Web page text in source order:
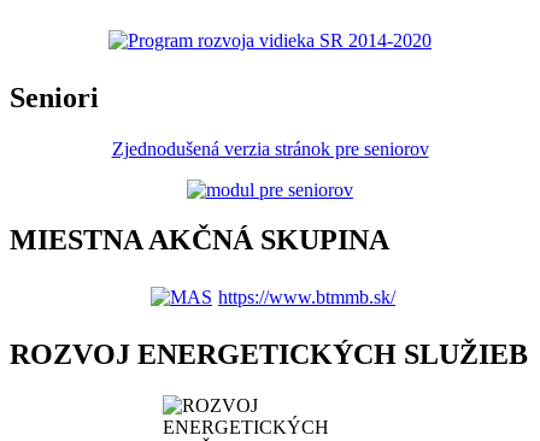
Seniori
Zjednodušená verzia stránok pre seniorov
MIESTNA AKČNÁ SKUPINA
https://www.btmmb.sk/
ROZVOJ ENERGETICKÝCH SLUŽIEB